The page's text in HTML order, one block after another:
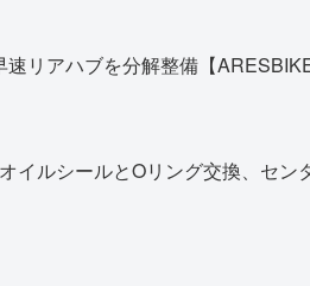
リアハブを分解整備【
イルシールとOリング交換、セン